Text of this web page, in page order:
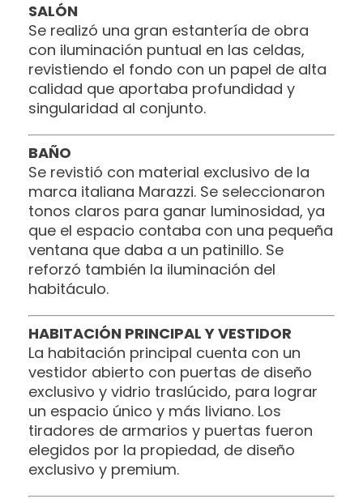
SALÓN
Se realizó una gran estantería de obra
con iluminación puntual en las celdas,
revistiendo el fondo con un papel de alta
calidad que aportaba profundidad y
singularidad al conjunto.
BAÑO
Se revistió con material exclusivo de la
marca italiana Marazzi. Se seleccionaron
tonos claros para ganar luminosidad, ya
que el espacio contaba con una pequeña
ventana que daba a un patinillo. Se
reforzó también la iluminación del
habitáculo.
HABITACIÓN PRINCIPAL Y VESTIDOR
La habitación principal cuenta con un
vestidor abierto con puertas de diseño
exclusivo y vidrio traslúcido, para lograr
un espacio único y más liviano. Los
tiradores de armarios y puertas fueron
elegidos por la propiedad, de diseño
exclusivo y premium.